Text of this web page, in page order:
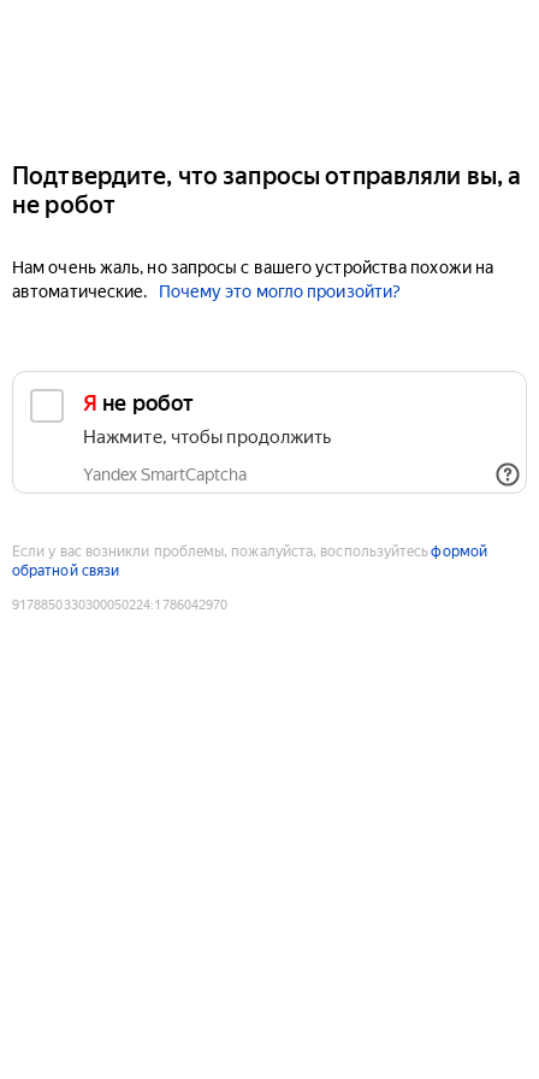
Подтвердите, что запросы отправляли вы, а
не робот
Нам очень жаль, но запросы с вашего устройства похожи на
автоматические.
Почему это могло произойти?
Я не робот
Нажмите, чтобы продолжить
Yandex SmartCaptcha
Если у вас возникли проблемы, пожалуйста, воспользуйтесьформой
обратной связи
9178850330300050224:1786042970